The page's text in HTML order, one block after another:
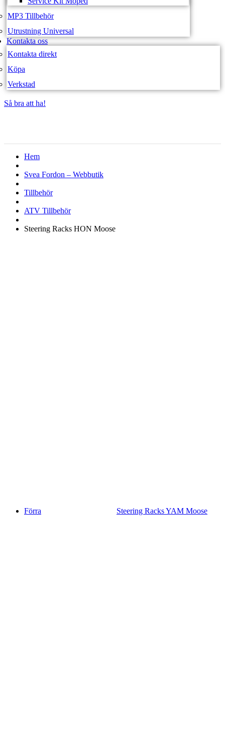
MP3 Tillbehör
Utrustning Universal
Kontakta oss
Kontakta direkt
Köpa
Verkstad
Så bra att ha!
Hem
Svea Fordon – Webbutik
Tillbehör
ATV Tillbehör
Steering Racks HON Moose
Förra Steering Racks YAM Moose